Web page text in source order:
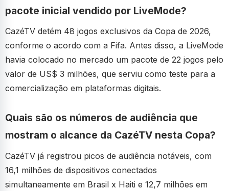
pacote inicial vendido por LiveMode?
CazéTV detém 48 jogos exclusivos da Copa de 2026,
conforme o acordo com a Fifa. Antes disso, a LiveMode
havia colocado no mercado um pacote de 22 jogos pelo
valor de US$ 3 milhões, que serviu como teste para a
comercialização em plataformas digitais.
Quais são os números de audiência que
mostram o alcance da CazéTV nesta Copa?
CazéTV já registrou picos de audiência notáveis, com
16,1 milhões de dispositivos conectados
simultaneamente em Brasil x Haiti e 12,7 milhões em